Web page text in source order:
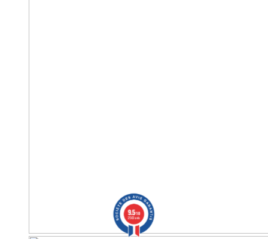
9.5/10
2563 avis